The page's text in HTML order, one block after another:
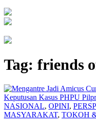
Tag: friends
NASIONAL, OPINI,
MASYARAKAT, TOKOH